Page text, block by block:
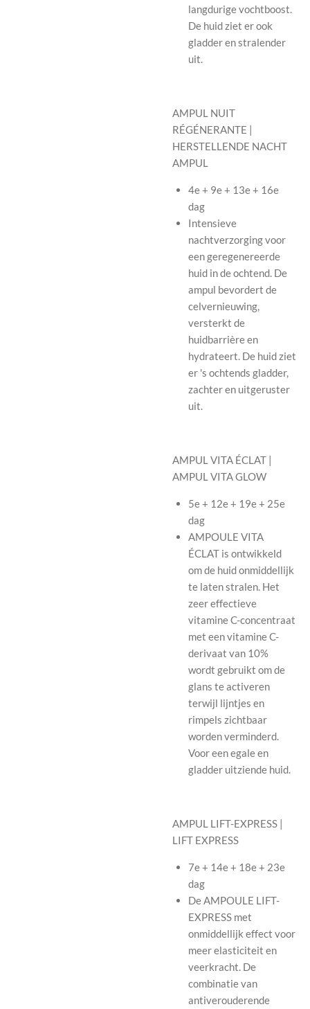
langdurige vochtboost.
De huid ziet er ook
gladder en stralender
uit.
AMPUL NUIT
RÉGÉNERANTE |
HERSTELLENDE NACHT
AMPUL
4e + 9e + 13e + 16e
dag
Intensieve
nachtverzorging voor
een geregenereerde
huid in de ochtend. De
ampul bevordert de
celvernieuwing,
versterkt de
huidbarrière en
hydrateert. De huid ziet
er 's ochtends gladder,
zachter en uitgeruster
uit.
AMPUL VITA ÉCLAT |
AMPUL VITA GLOW
5e + 12e + 19e + 25e
dag
AMPOULE VITA
ÉCLAT is ontwikkeld
om de huid onmiddellijk
te laten stralen. Het
zeer effectieve
vitamine C-concentraat
met een vitamine C-
derivaat van 10%
wordt gebruikt om de
glans te activeren
terwijl lijntjes en
rimpels zichtbaar
worden verminderd.
Voor een egale en
gladder uitziende huid.
AMPUL LIFT-EXPRESS |
LIFT EXPRESS
7e + 14e + 18e + 23e
dag
De AMPOULE LIFT-
EXPRESS met
onmiddellijk effect voor
meer elasticiteit en
veerkracht. De
combinatie van
antiverouderende